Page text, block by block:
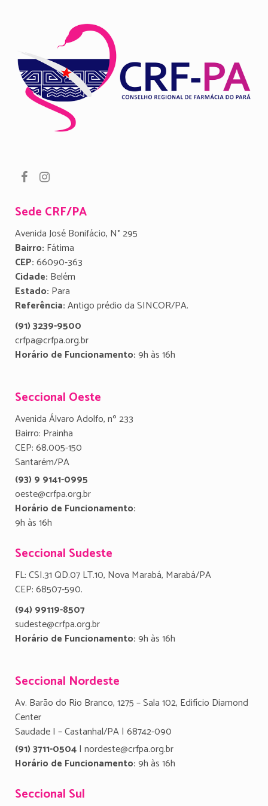
Sede CRF/PA
Avenida José Bonifácio, N° 295
Bairro: Fátima
CEP:66090-363
Cidade: Belém
Estado: Para
Referência:Antigo prédio da SINCOR/PA.
(91) 3239-9500
crfpa@crfpa.org.br
Horário de Funcionamento:9h às 16h
Seccional Oeste
Avenida Álvaro Adolfo, nº 233
Bairro: Prainha
CEP: 68.005-150
Santarém/PA
(93) 9 9141-0995
oeste@crfpa.org.br
Horário de Funcionamento:
9h às 16h
Seccional Sudeste
FL: CSI.31 QD.07 LT.10, Nova Marabá, Marabá/PA
CEP: 68507-590.
(94) 99119-8507
sudeste@crfpa.org.br
Horário de Funcionamento:9h às 16h
Seccional Nordeste
Av. Barão do Rio Branco, 1275 – Sala 102, Edifício Diamond
Center
Saudade I – Castanhal/PA | 68742-090
(91) 3711-0504| nordeste@crfpa.org.br
Horário de Funcionamento:9h às 16h
Seccional Sul